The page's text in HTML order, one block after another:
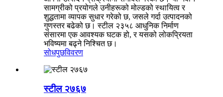
सामग्रीको प्रयोगले उनीहरूको मोल्डको स्थायित्व र
शुद्धतामा व्यापक सुधार गरेको छ, जसले गर्दा उत्पादनको
गुणस्तर बढेको छ। स्टील २३५८ आधुनिक निर्माण
संसारमा एक आवश्यक घटक हो, र यसको लोकप्रियता
भविष्यमा बढ्ने निश्चित छ।
सोधपुछविवरण
स्टील २७६७